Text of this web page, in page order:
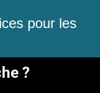
pour les
?